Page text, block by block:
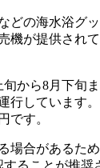
どの海水浴グ
機が提供され
から8月下旬
行しています
です。
場合があるた
ることが推奨